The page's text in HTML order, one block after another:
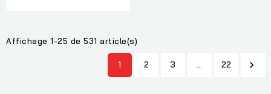
Affichage 1-25 de 531 article(s)
1 2 3 … 22 